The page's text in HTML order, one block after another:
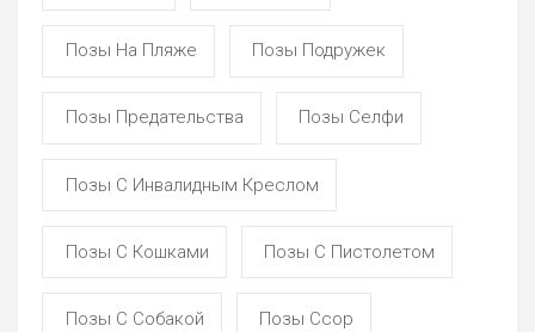
Позы На Пляже Позы Подружек
Позы Предательства Позы Селфи
Позы С Инвалидным Креслом
Позы С Кошками Позы С Пистолетом
Позы С Собакой Позы Ссор